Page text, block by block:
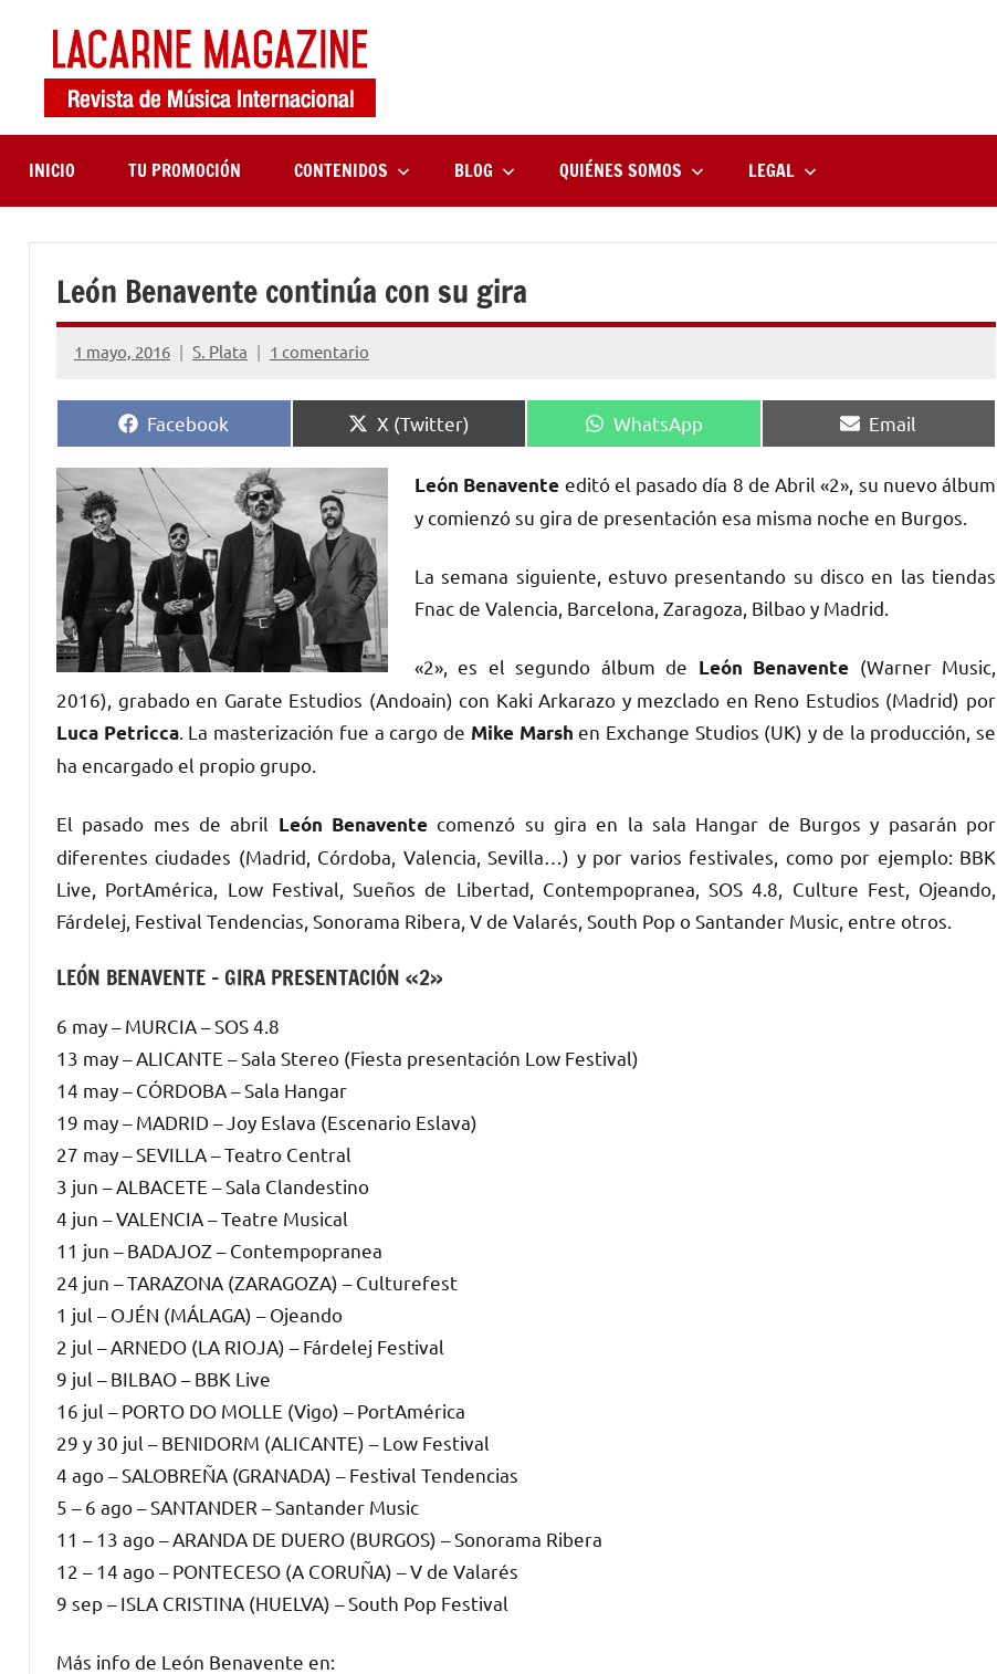
contenido
Magazine
música
internacional
INICIO TU PROMOCIÓN CONTENIDOS BLOG QUIÉNES SOMOS LEGAL
León Benavente continúa con su gira
1 mayo, 2016 S. Plata 1 comentario
Compartir
en
Facebook
Compartir
en
X (Twitter)
Compartir
en
WhatsApp
Compartir
en
Email
León Benavente editó el pasado día 8 de Abril «2», su nuevo álbum
y comienzó su gira de presentación esa misma noche en Burgos.
La semana siguiente, estuvo presentando su disco en las tiendas
Fnac de Valencia, Barcelona, Zaragoza, Bilbao y Madrid.
«2», es el segundo álbum de León Benavente (Warner Music,
2016), grabado en Garate Estudios (Andoain) con Kaki Arkarazo y mezclado en Reno Estudios (Madrid) por
Luca Petricca. La masterización fue a cargo de Mike Marsh en Exchange Studios (UK) y de la producción, se
ha encargado el propio grupo.
El pasado mes de abril León Benavente comenzó su gira en la sala Hangar de Burgos y pasarán por
diferentes ciudades (Madrid, Córdoba, Valencia, Sevilla…) y por varios festivales, como por ejemplo: BBK
Live, PortAmérica, Low Festival, Sueños de Libertad, Contempopranea, SOS 4.8, Culture Fest, Ojeando,
Fárdelej, Festival Tendencias, Sonorama Ribera, V de Valarés, South Pop o Santander Music, entre otros.
LEÓN BENAVENTE – GIRA PRESENTACIÓN «2»
6 may – MURCIA – SOS 4.8
13 may – ALICANTE – Sala Stereo (Fiesta presentación Low Festival)
14 may – CÓRDOBA – Sala Hangar
19 may – MADRID – Joy Eslava (Escenario Eslava)
27 may – SEVILLA – Teatro Central
3 jun – ALBACETE – Sala Clandestino
4 jun – VALENCIA – Teatre Musical
11 jun – BADAJOZ – Contempopranea
24 jun – TARAZONA (ZARAGOZA) – Culturefest
1 jul – OJÉN (MÁLAGA) – Ojeando
2 jul – ARNEDO (LA RIOJA) – Fárdelej Festival
9 jul – BILBAO – BBK Live
16 jul – PORTO DO MOLLE (Vigo) – PortAmérica
29 y 30 jul – BENIDORM (ALICANTE) – Low Festival
4 ago – SALOBREÑA (GRANADA) – Festival Tendencias
5 – 6 ago – SANTANDER – Santander Music
11 – 13 ago – ARANDA DE DUERO (BURGOS) – Sonorama Ribera
12 – 14 ago – PONTECESO (A CORUÑA) – V de Valarés
9 sep – ISLA CRISTINA (HUELVA) – South Pop Festival
Más info de León Benavente en: